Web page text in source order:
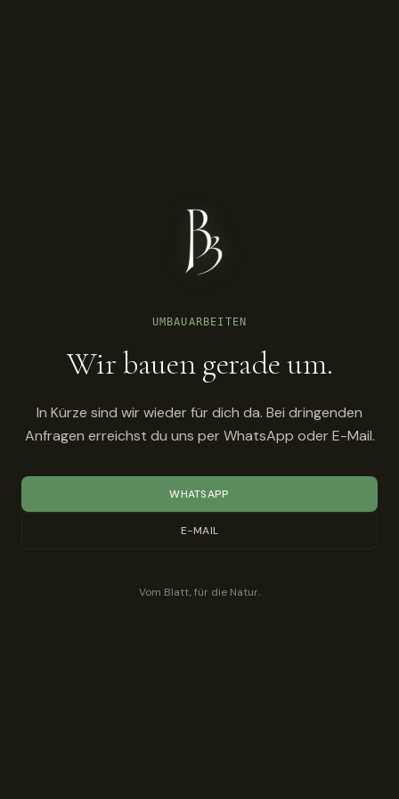
UMBAUARBEITEN
Wir bauen gerade um.
In Kürze sind wir wieder für dich da. Bei dringenden
Anfragen erreichst du uns per WhatsApp oder E-Mail.
WHATSAPP
E-MAIL
Vom Blatt, für die Natur.